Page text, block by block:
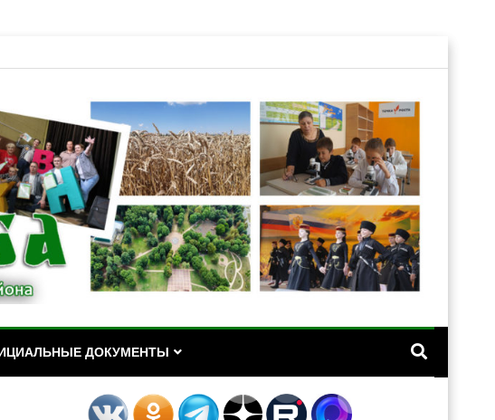
РА
ДОКУМЕНТЫ